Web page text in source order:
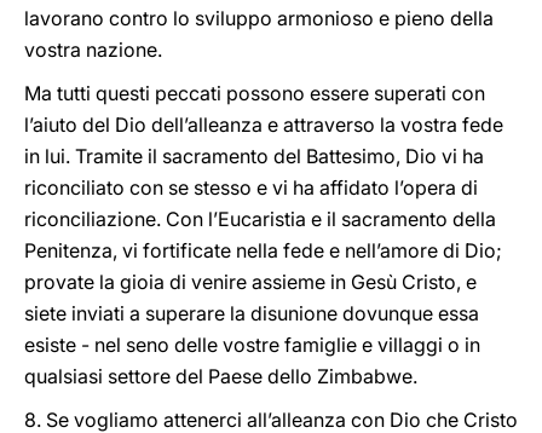
lavorano contro lo sviluppo armonioso e pieno della
vostra nazione.
Ma tutti questi peccati possono essere superati con
l’aiuto del Dio dell’alleanza e attraverso la vostra fede
in lui. Tramite il sacramento del Battesimo, Dio vi ha
riconciliato con se stesso e vi ha affidato l’opera di
riconciliazione. Con l’Eucaristia e il sacramento della
Penitenza, vi fortificate nella fede e nell’amore di Dio;
provate la gioia di venire assieme in Gesù Cristo, e
siete inviati a superare la disunione dovunque essa
esiste - nel seno delle vostre famiglie e villaggi o in
qualsiasi settore del Paese dello Zimbabwe.
8. Se vogliamo attenerci all’alleanza con Dio che Cristo